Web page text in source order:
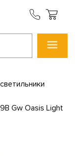
Gw Oasis Light